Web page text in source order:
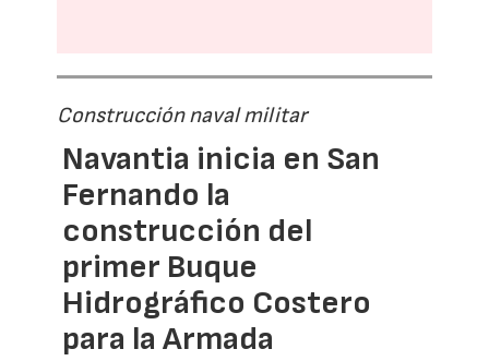
Construcción naval militar
Navantia inicia en San
Fernando la
construcción del
primer Buque
Hidrográfico Costero
para la Armada